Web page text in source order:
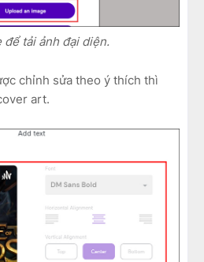
để tải ảnh đại diện.
chỉnh sửa theo ý thích thì
art.